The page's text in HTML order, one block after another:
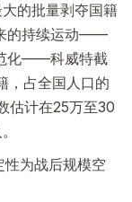
的批量剥夺国籍
的持续运动——
化——科威特截
，占全国人口的
估计在25万至30
为战后规模空